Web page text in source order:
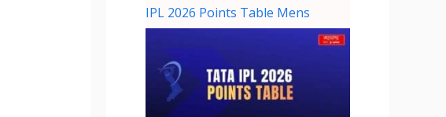
IPL 2026 Points Table Mens